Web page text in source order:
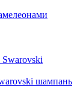
шампань